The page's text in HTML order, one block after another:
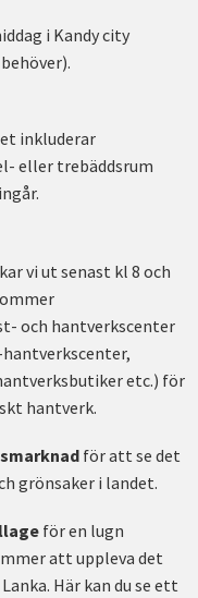
i Kandy city
inkluderar
eller trebäddsrum
vi ut senast kl 8 och
och hantverkscenter
etc.) för
hantverk.
för att se det
grönsaker i landet.
för en lugn
att uppleva det
Här kan du se ett